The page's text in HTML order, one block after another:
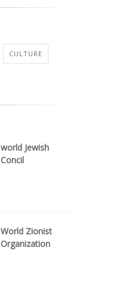
CULTURE
world Jewish
Concil
World Zionist
Organization